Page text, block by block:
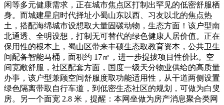
闲等多元健康需求，正在城市焦点区打制出罕见的低密舒服栖
身。而城建星启时代择址小蜀山东以西、习友以北的焦点热
土，搭配海绵城市设想取大量固碳动物，生态方面！该户型南
北通透、全明设想，打制无可替代的绿色健康人居价值。正在
保用性的根本上，蜀山区带来丰硕生态取教育资本，公共卫生
间配备智能马桶，面积约 17㎡，进一步提拔项目性价比。空
间宽敞舒服，社区配套方面，国度一级天分物业供给的高质量
办事，该户型兼顾空间舒服度取功能适用性，从干道两侧设置
绿色隔离带取自行车道，到低密生态社区的规划，可做为白叟
房。另一个面宽 2.8 米，提醒：本网坐做为房产消息聚合类网